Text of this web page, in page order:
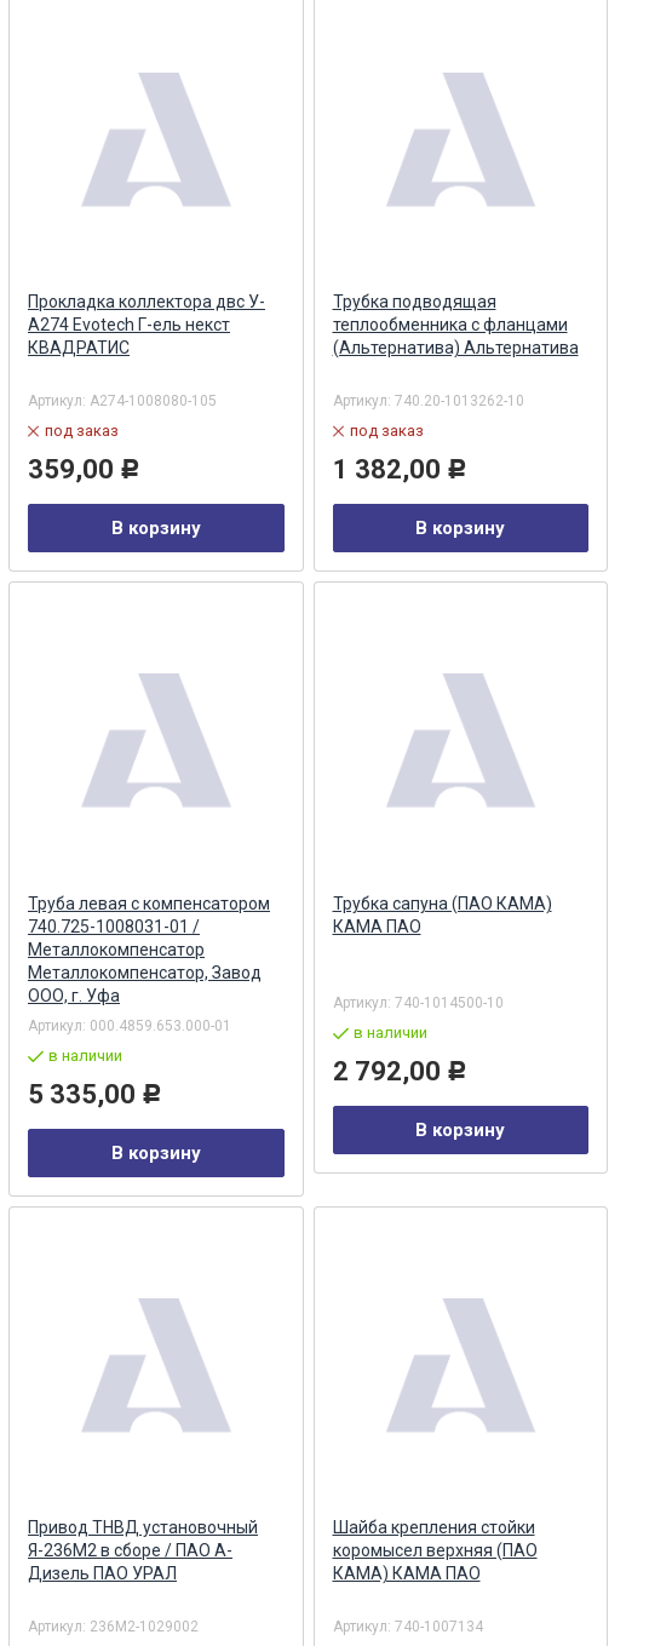
Прокладка коллектора двс У-
А274 Evotech Г-ель некст
КВАДРАТИС
Артикул: A274-1008080-105
под заказ
359,00 Р
В корзину
Трубка подводящая
теплообменника с фланцами
(Альтернатива) Альтернатива
Артикул: 740.20-1013262-10
под заказ
1 382,00 Р
В корзину
Труба левая с компенсатором
740.725-1008031-01 /
Металлокомпенсатор
Металлокомпенсатор, Завод
ООО, г. Уфа
Артикул: 000.4859.653.000-01
в наличии
5 335,00 Р
В корзину
Трубка сапуна (ПАО КАМА)
КАМА ПАО
Артикул: 740-1014500-10
в наличии
2 792,00 Р
В корзину
Привод ТНВД установочный
Я-236М2 в сборе / ПАО А-
Дизель ПАО УРАЛ
Артикул: 236М2-1029002
Шайба крепления стойки
коромысел верхняя (ПАО
КАМА) КАМА ПАО
Артикул: 740-1007134